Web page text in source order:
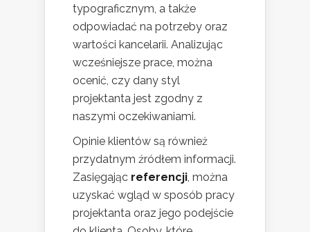
typograficznym, a także
odpowiadać na potrzeby oraz
wartości kancelarii. Analizując
wcześniejsze prace, można
ocenić, czy dany styl
projektanta jest zgodny z
naszymi oczekiwaniami.
Opinie klientów są również
przydatnym źródłem informacji.
Zasięgając referencji, można
uzyskać wgląd w sposób pracy
projektanta oraz jego podejście